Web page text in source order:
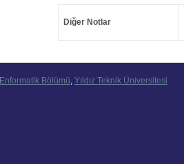
Diğer Notlar
Enformatik Bölümü, Yıldız Teknik Üniversitesi